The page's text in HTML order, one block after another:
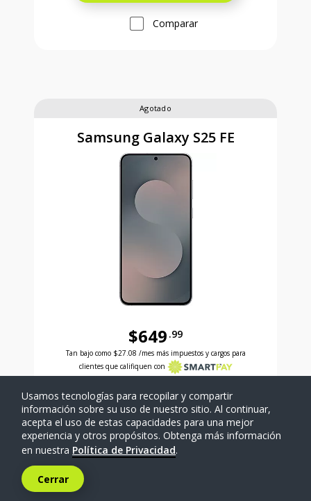
Comparar
Agotado
Samsung Galaxy S25 FE
$649 .99
Antes el precio era 649 dollars and 99 cents
Tan bajo como $27.08 /mes más impuestos y cargos para
clientes que califiquen con
SELECCIONAR TELÉFONO
Comparar
Usamos tecnologías para recopilar y compartir
información sobre su uso de nuestro sitio. Al continuar,
acepta el uso de estas capacidades para una mejor
experiencia y otros propósitos. Obtenga más información
en nuestra Política de Privacidad.
Cerrar